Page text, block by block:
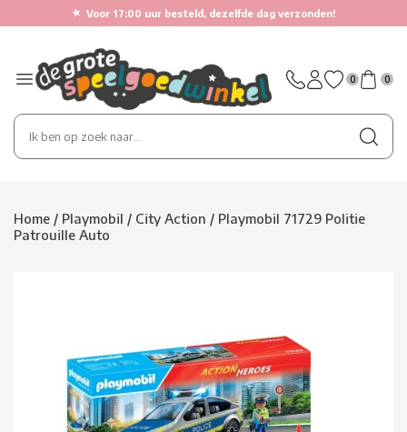
★ Voor 17:00 uur besteld, dezelfde dag verzonden!
0 0
Home / Playmobil / City Action / Playmobil 71729 Politie
Patrouille Auto